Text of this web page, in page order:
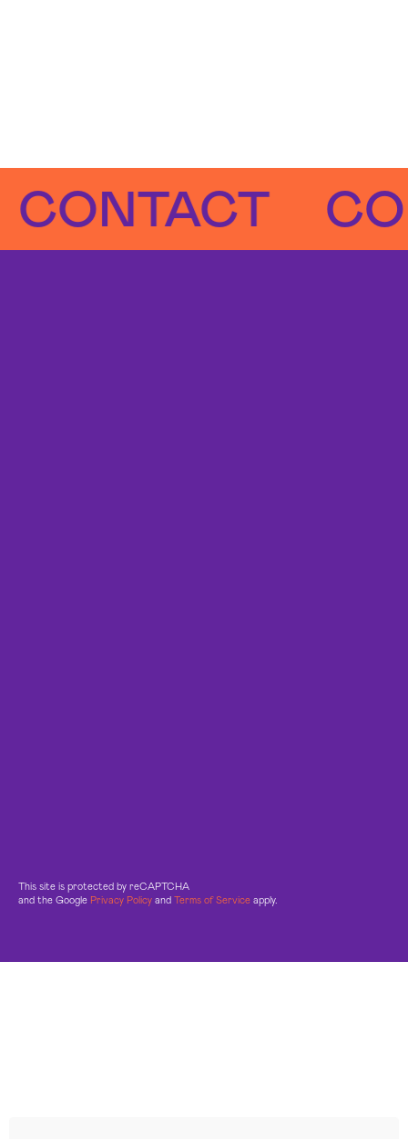
This site is protected by reCAPTCHA
and the Google Privacy Policy and Terms of Service apply.